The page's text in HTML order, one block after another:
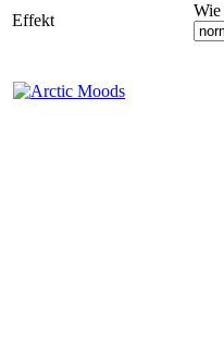
Effekt
Wie